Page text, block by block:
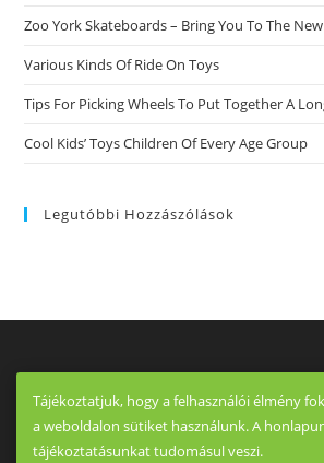
Zoo York Skateboards – Bring You To The
Various Kinds Of Ride On Toys
Tips For Picking Wheels To Put Together A
Cool Kids’ Toys Children Of Every Age Group
Legutóbbi Hozzászólások
Tájékoztatjuk, hogy a felhasználói élmény
a weboldalon sütiket használunk. A
tájékoztatásunkat tudomásul veszi.